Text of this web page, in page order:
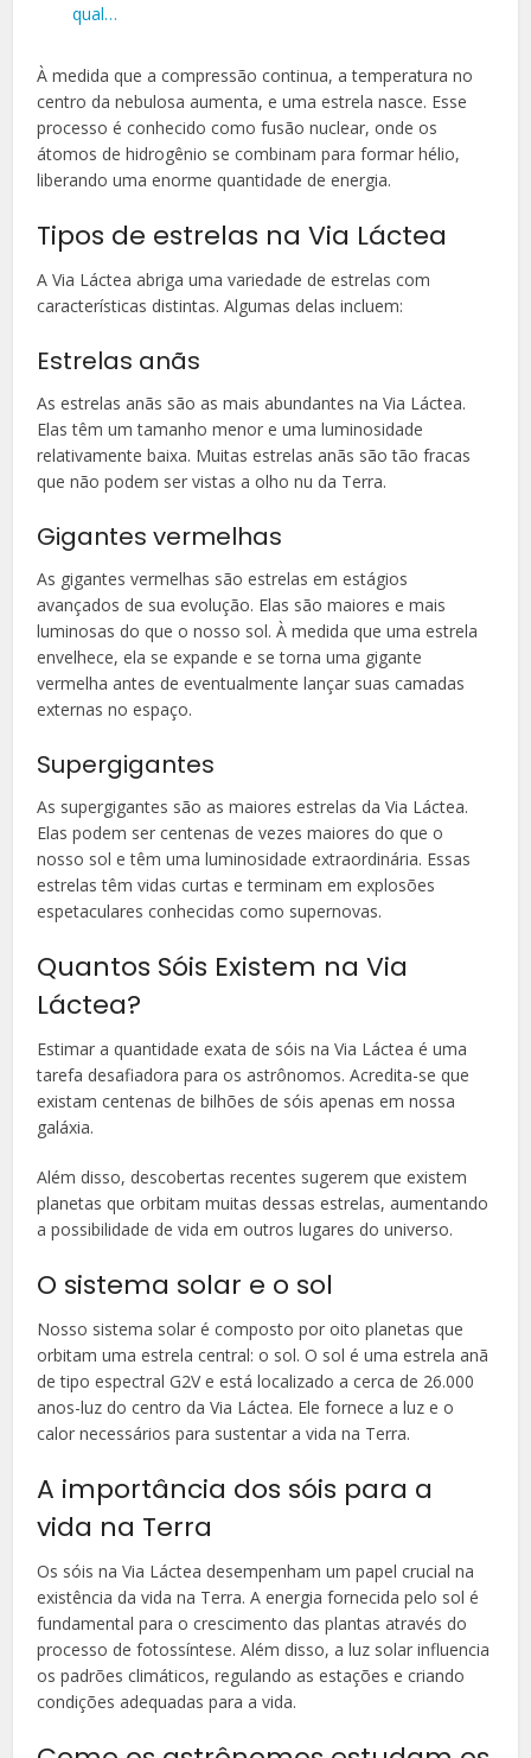
qual…
À medida que a compressão continua, a temperatura no
centro da nebulosa aumenta, e uma estrela nasce. Esse
processo é conhecido como fusão nuclear, onde os
átomos de hidrogênio se combinam para formar hélio,
liberando uma enorme quantidade de energia.
Tipos de estrelas na Via Láctea
A Via Láctea abriga uma variedade de estrelas com
características distintas. Algumas delas incluem:
Estrelas anãs
As estrelas anãs são as mais abundantes na Via Láctea.
Elas têm um tamanho menor e uma luminosidade
relativamente baixa. Muitas estrelas anãs são tão fracas
que não podem ser vistas a olho nu da Terra.
Gigantes vermelhas
As gigantes vermelhas são estrelas em estágios
avançados de sua evolução. Elas são maiores e mais
luminosas do que o nosso sol. À medida que uma estrela
envelhece, ela se expande e se torna uma gigante
vermelha antes de eventualmente lançar suas camadas
externas no espaço.
Supergigantes
As supergigantes são as maiores estrelas da Via Láctea.
Elas podem ser centenas de vezes maiores do que o
nosso sol e têm uma luminosidade extraordinária. Essas
estrelas têm vidas curtas e terminam em explosões
espetaculares conhecidas como supernovas.
Quantos Sóis Existem na Via
Láctea?
Estimar a quantidade exata de sóis na Via Láctea é uma
tarefa desafiadora para os astrônomos. Acredita-se que
existam centenas de bilhões de sóis apenas em nossa
galáxia.
Além disso, descobertas recentes sugerem que existem
planetas que orbitam muitas dessas estrelas, aumentando
a possibilidade de vida em outros lugares do universo.
O sistema solar e o sol
Nosso sistema solar é composto por oito planetas que
orbitam uma estrela central: o sol. O sol é uma estrela anã
de tipo espectral G2V e está localizado a cerca de 26.000
anos-luz do centro da Via Láctea. Ele fornece a luz e o
calor necessários para sustentar a vida na Terra.
A importância dos sóis para a
vida na Terra
Os sóis na Via Láctea desempenham um papel crucial na
existência da vida na Terra. A energia fornecida pelo sol é
fundamental para o crescimento das plantas através do
processo de fotossíntese. Além disso, a luz solar influencia
os padrões climáticos, regulando as estações e criando
condições adequadas para a vida.